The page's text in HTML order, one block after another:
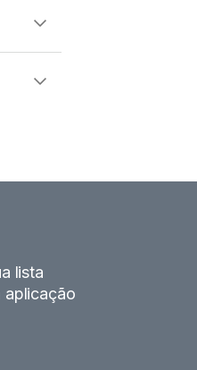
lista
aplicação